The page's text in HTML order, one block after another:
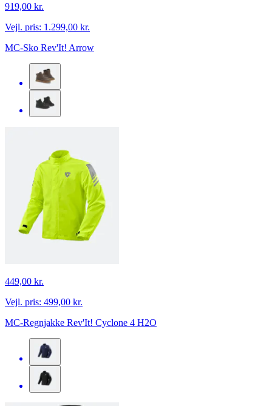
919,00 kr.
Vejl. pris: 1.299,00 kr.
MC-Sko Rev'It! Arrow
449,00 kr.
Vejl. pris: 499,00 kr.
MC-Regnjakke Rev'It! Cyclone 4 H2O